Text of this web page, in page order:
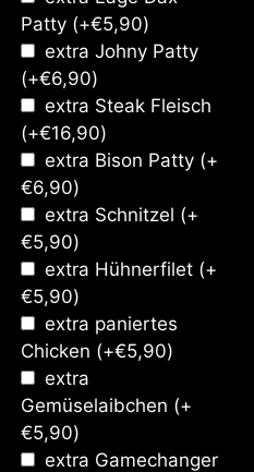
Patty (+€5,90)
extra Johny Patty
(+€6,90)
extra Steak Fleisch
(+€16,90)
extra Bison Patty (+
€6,90)
extra Schnitzel (+
€5,90)
extra Hühnerfilet (+
€5,90)
extra paniertes
Chicken (+€5,90)
extra
Gemüselaibchen (+
€5,90)
extra Gamechanger